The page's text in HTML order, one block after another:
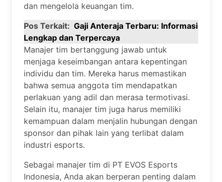
dan mengelola keuangan tim.
Pos Terkait: Gaji Anteraja Terbaru: Informasi
Lengkap dan Terpercaya
Manajer tim bertanggung jawab untuk
menjaga keseimbangan antara kepentingan
individu dan tim. Mereka harus memastikan
bahwa semua anggota tim mendapatkan
perlakuan yang adil dan merasa termotivasi.
Selain itu, manajer tim juga harus memiliki
kemampuan dalam menjalin hubungan dengan
sponsor dan pihak lain yang terlibat dalam
industri esports.
Sebagai manajer tim di PT EVOS Esports
Indonesia, Anda akan berperan penting dalam